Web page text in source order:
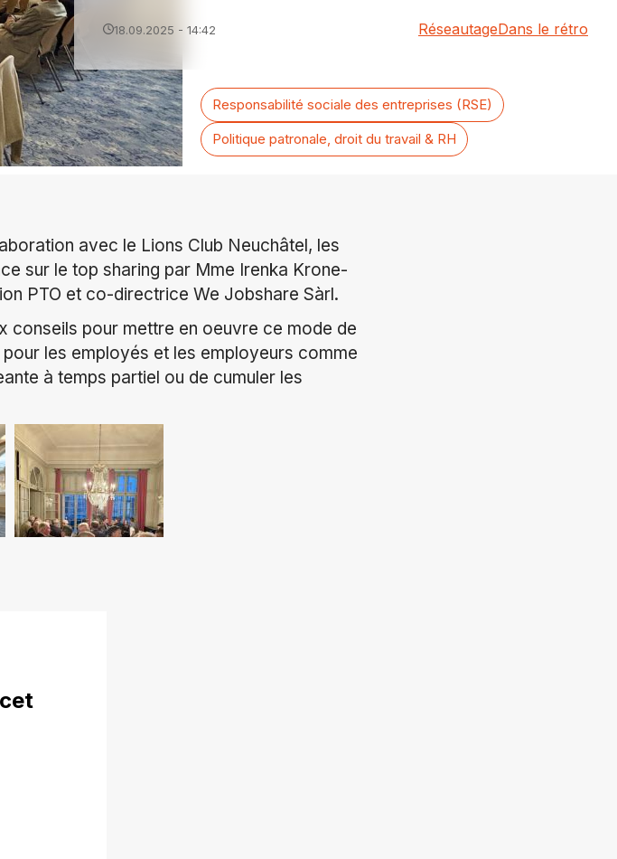
18.09.2025 - 14:42 RéseautageDans le rétro
Responsabilité sociale des entreprises (RSE)
Politique patronale, droit du travail & RH
avec le Lions Club Neuchâtel, les
sur le top sharing par Mme Irenka Krone-
PTO et co-directrice We Jobshare Sàrl.
conseils pour mettre en oeuvre ce mode de
les employés et les employeurs comme
à temps partiel ou de cumuler les